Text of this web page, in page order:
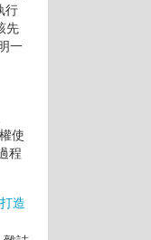
行
先
一
使
程
造